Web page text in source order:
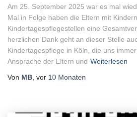
Am 25. September 2025 war es mal
Mal in Folge haben die Eltern mit
Kindertagespflegestellen eine
herzlichen Dank geht an dieser Stelle
Kindertagespflege in Köln, die uns
Ansprache der Eltern und Weiterlesen
Von MB , vor 10 Monaten